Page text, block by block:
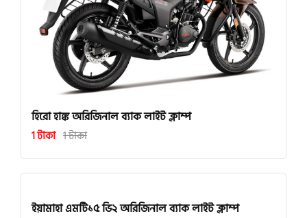
হিরো হাঙ্ক অরিজিনাল ব্যাক লাইট ক্লাম্প
1 টাকা 1 টাকা
ইয়ামাহা এমটি১৫ ভি২ অরিজিনাল ব্যাক লাইট ক্লাম্প